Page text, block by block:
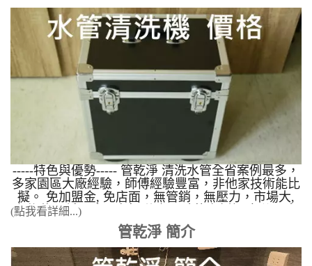
暖、戰鬥澡，整理三個解決方式?️ 1. 檢查熱水器 檢
查熱水器電池電量，是否有正常運作？直接將水龍頭
開到熱水最左邊，觀察出水量，是否有一拇指大小
2. 檢查蓮蓬頭是否堵塞 水壓會影響到熱水器的，可
以先檢查蓮蓬頭 是不是被塞住了，因出水被堵住，
出水量不足，就會忽冷忽熱 3. 水管堵住，導致水壓
太小 上述都檢查後沒改善，以為是熱水器有問題，
卻不知道可能是熱水器下方的三角凡爾堵塞，或是熱
水管生鏽造成水管管壁堵塞，水壓不足讓熱水器無法
正常運作。 點擊看案例 當水龍頭打開時，發現水有
異味及顏色，每次洗手或洗澡後，皮膚會覺得莫名的
發癢，都是管壁上種種的雜質及細菌造成的。 以下
為精選影片分享 台北市 士林區 芝玉路二段 清洗水
管 彰化 花壇 清洗水管 南投 竹山 某公司 竹北白
地 水管清洗 香山 福樹街 清洗水管 - 我家有泡沫紅
茶 新竹南大路 水管清洗 之我家有果汁 以下為精選
圖片分享
-----特色與優勢----- 管乾淨 清洗水管全省案例最多，
多家園區大廠經驗，師傅經驗豐富，非他家技術能比
擬。 免加盟金, 免店面，無管銷，無壓力，市場大,
免綁約，低風險，高報酬 有口碑的案例經驗 使用本
公司的水管清洗設備，到現場施工成功率99.5%(他家
還在90%成功率)，案例影音占全台90%，您沒有看
錯，全台90%的案例幾乎都是管乾淨的學生提供，如
(點我看詳細...)
管乾淨 簡介